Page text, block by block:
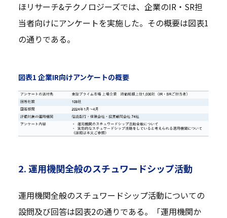
ほリサーチ&テクノロジーズでは、企業のIR・SR担
当者向けにアンケートを実施した。その概要は図表1
の通りである。
図表1 企業IR向けアンケートの概要
2. 運用機関全般のスチュワードシップ活動
運用機関全般のスチュワードシップ活動についての
設問及び回答は図表2の通りである。「運用機関か